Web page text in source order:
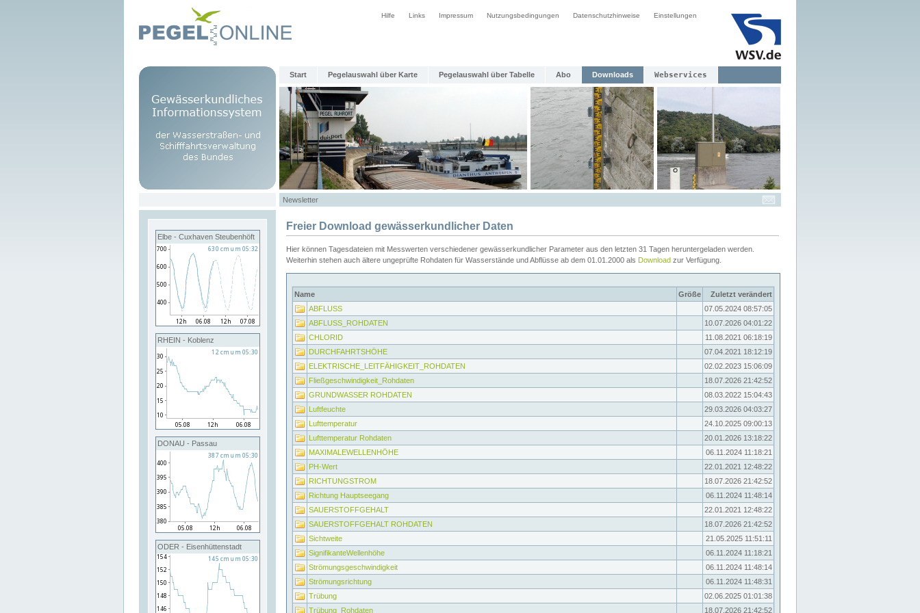
Hilfe Links Impressum Nutzungsbedingungen Datenschutzhinweise Einstellungen
Start Pegelauswahl über Karte Pegelauswahl über Tabelle Abo Downloads Webservices
Newsletter
Elbe - Cuxhaven Steubenhöft
RHEIN - Koblenz
DONAU - Passau
ODER - Eisenhüttenstadt
Freier Download gewässerkundlicher Daten
Hier können Tagesdateien mit Messwerten verschiedener gewässerkundlicher Parameter aus den letzten 31 Tagen heruntergeladen werden.
Weiterhin stehen auch ältere ungeprüfte Rohdaten für Wasserstände und Abflüsse ab dem 01.01.2000 als Download zur Verfügung.
Name Größe
Zuletzt verändert
ABFLUSS
07.05.2024 08:57:05
ABFLUSS_ROHDATEN
10.07.2026 04:01:22
CHLORID
11.08.2021 06:18:19
DURCHFAHRTSHÖHE
07.04.2021 18:12:19
ELEKTRISCHE_LEITFÄHIGKEIT_ROHDATEN
02.02.2023 15:06:09
Fließgeschwindigkeit_Rohdaten
18.07.2026 21:42:52
GRUNDWASSER ROHDATEN
08.03.2022 15:04:43
Luftfeuchte
29.03.2026 04:03:27
Lufttemperatur
24.10.2025 09:00:13
Lufttemperatur Rohdaten
20.01.2026 13:18:22
MAXIMALEWELLENHÖHE
06.11.2024 11:18:21
PH-Wert
22.01.2021 12:48:22
RICHTUNGSTROM
18.07.2026 21:42:52
Richtung Hauptseegang
06.11.2024 11:48:14
SAUERSTOFFGEHALT
22.01.2021 12:48:22
SAUERSTOFFGEHALT ROHDATEN
18.07.2026 21:42:52
Sichtweite
21.05.2025 11:51:11
SignifikanteWellenhöhe
06.11.2024 11:18:21
Strömungsgeschwindigkeit
06.11.2024 11:48:14
Strömungsrichtung
06.11.2024 11:48:31
Trübung
02.06.2025 01:01:38
Trübung_Rohdaten
18.07.2026 21:42:52